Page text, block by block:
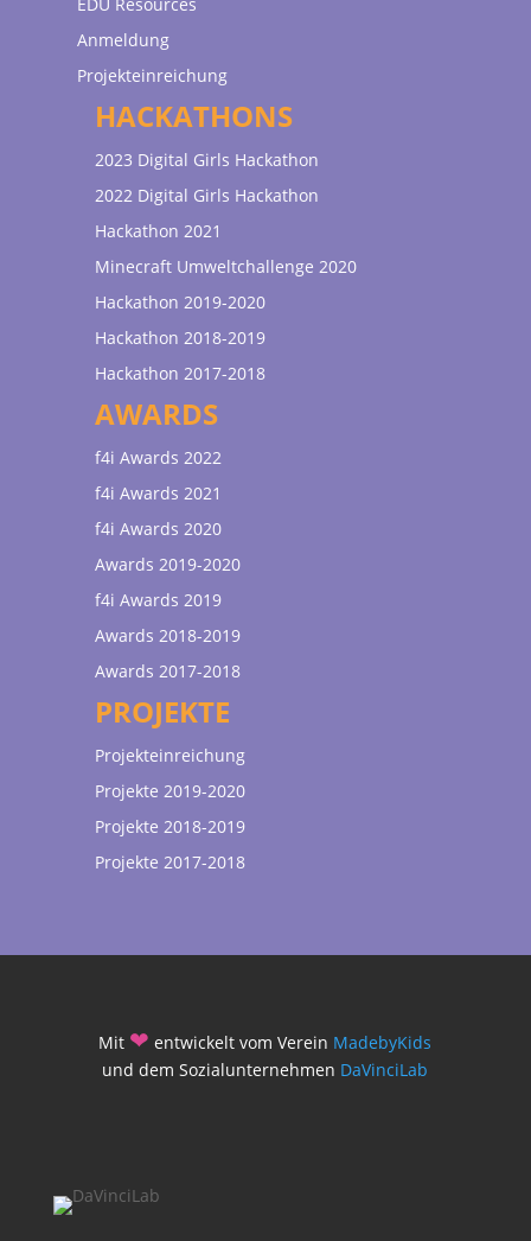
Anmeldung
Projekteinreichung
HACKATHONS
2023 Digital Girls Hackathon
2022 Digital Girls Hackathon
Hackathon 2021
Minecraft Umweltchallenge 2020
Hackathon 2019-2020
Hackathon 2018-2019
Hackathon 2017-2018
AWARDS
f4i Awards 2022
f4i Awards 2021
f4i Awards 2020
Awards 2019-2020
f4i Awards 2019
Awards 2018-2019
Awards 2017-2018
PROJEKTE
Projekteinreichung
Projekte 2019-2020
Projekte 2018-2019
Projekte 2017-2018
Mit ❤ entwickelt vom Verein MadebyKids
und dem Sozialunternehmen DaVinciLab